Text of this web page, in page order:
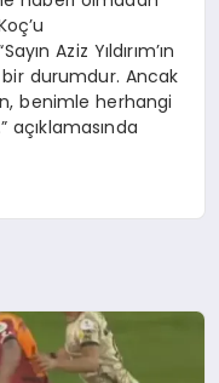
Aziz Yıldırım’ın
durumdur. Ancak
benimle herhangi
açıklamasında